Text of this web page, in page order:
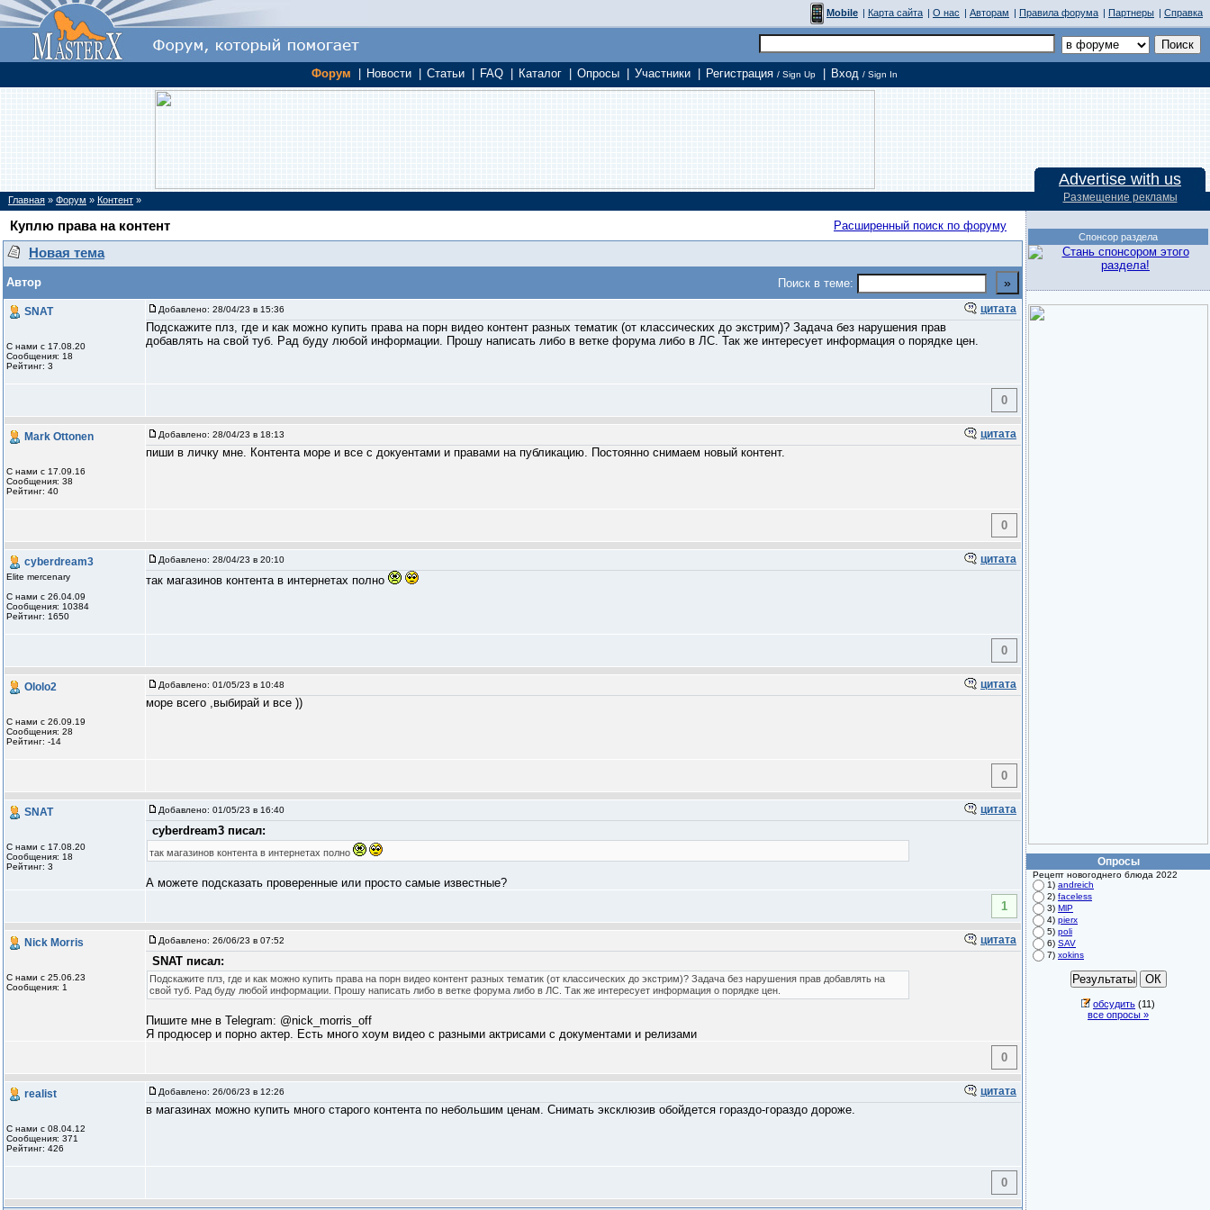
Mobile | Карта сайта | О нас | Авторам | Правила форума | Партнеры | Справка
Форум Новости Статьи FAQ Каталог Опросы Участники Регистрация / Sign Up Вход / Sign In
Advertise with us
Размещение рекламы
Главная » Форум » Контент »
Куплю права на контент Расширенный поиск по форуму
Новая тема
Автор Поиск в теме:
SNAT
С нами с 17.08.20
Сообщения: 18
Рейтинг: 3
Добавлено: 28/04/23 в 15:36 цитата
Подскажите плз, где и как можно купить права на порн видео контент разных тематик (от классических до экстрим)? Задача без нарушения прав
добавлять на свой туб. Рад буду любой информации. Прошу написать либо в ветке форума либо в ЛС. Так же интересует информация о порядке цен.
0
Mark Ottonen
С нами с 17.09.16
Сообщения: 38
Рейтинг: 40
Добавлено: 28/04/23 в 18:13 цитата
пиши в личку мне. Контента море и все с докуентами и правами на публикацию. Постоянно снимаем новый контент.
0
cyberdream3
Elite mercenary
С нами с 26.04.09
Сообщения: 10384
Рейтинг: 1650
Добавлено: 28/04/23 в 20:10 цитата
так магазинов контента в интернетах полно
0
Ololo2
С нами с 26.09.19
Сообщения: 28
Рейтинг: -14
Добавлено: 01/05/23 в 10:48 цитата
море всего ,выбирай и все ))
0
SNAT
С нами с 17.08.20
Сообщения: 18
Рейтинг: 3
Добавлено: 01/05/23 в 16:40 цитата
cyberdream3 писал:
так магазинов контента в интернетах полно
А можете подсказать проверенные или просто самые известные?
1
Nick Morris
С нами с 25.06.23
Сообщения: 1
Добавлено: 26/06/23 в 07:52 цитата
SNAT писал:
Подскажите плз, где и как можно купить права на порн видео контент разных тематик (от классических до экстрим)? Задача без нарушения прав добавлять на
свой туб. Рад буду любой информации. Прошу написать либо в ветке форума либо в ЛС. Так же интересует информация о порядке цен.
Пишите мне в Telegram: @nick_morris_off
Я продюсер и порно актер. Есть много хоум видео с разными актрисами с документами и релизами
0
realist
С нами с 08.04.12
Сообщения: 371
Рейтинг: 426
Добавлено: 26/06/23 в 12:26 цитата
в магазинах можно купить много старого контента по небольшим ценам. Снимать эксклюзив обойдется гораздо-гораздо дороже.
0
Спонсор раздела
Опросы
Рецепт новогоднего блюда 2022
1) andreich
2) faceless
3) MlP
4) pierx
5) poli
6) SAV
7) xokins
обсудить (11)
все опросы »